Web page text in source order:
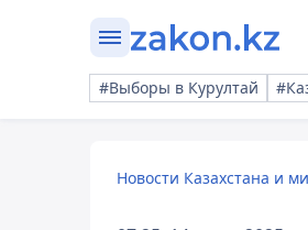
#Выборы в Курултай
Новости Казахстана и